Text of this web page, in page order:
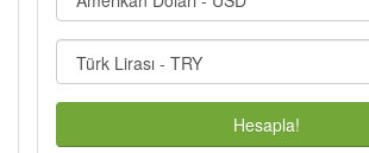
Hesapla!